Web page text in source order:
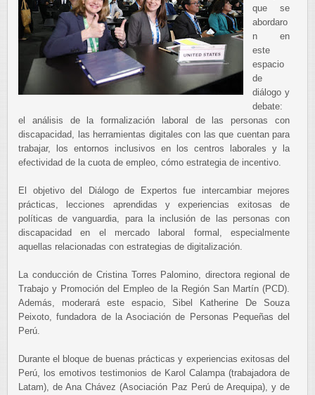
que se
abordaro
n en
este
espacio
de
diálogo y
debate:
el análisis de la formalización laboral de las personas con
discapacidad, las herramientas digitales con las que cuentan para
trabajar, los entornos inclusivos en los centros laborales y la
efectividad de la cuota de empleo, cómo estrategia de incentivo.
El objetivo del Diálogo de Expertos fue intercambiar mejores
prácticas, lecciones aprendidas y experiencias exitosas de
políticas de vanguardia, para la inclusión de las personas con
discapacidad en el mercado laboral formal, especialmente
aquellas relacionadas con estrategias de digitalización.
La conducción de Cristina Torres Palomino, directora regional de
Trabajo y Promoción del Empleo de la Región San Martín (PCD).
Además, moderará este espacio, Sibel Katherine De Souza
Peixoto, fundadora de la Asociación de Personas Pequeñas del
Perú.
Durante el bloque de buenas prácticas y experiencias exitosas del
Perú, los emotivos testimonios de Karol Calampa (trabajadora de
Latam), de Ana Chávez (Asociación Paz Perú de Arequipa), y de